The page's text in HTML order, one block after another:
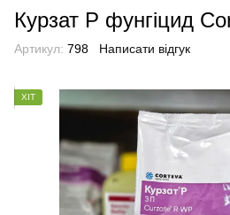
Курзат Р фунгіцид
Артикул: 798 Написати відгук
ХІТ